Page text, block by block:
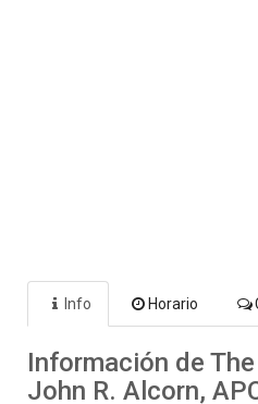
Info Horario
Información de
John R. Alcorn,